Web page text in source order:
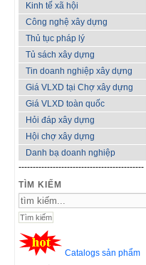
Kinh tế xã hội
Công nghệ xây dựng
Thủ tục pháp lý
Tủ sách xây dựng
Tin doanh nghiệp xây dựng
Giá VLXD tại Chợ xây dựng
Giá VLXD toàn quốc
Hỏi đáp xây dựng
Hội chợ xây dựng
Danh bạ doanh nghiệp
--------------------------------------------
TÌM KIẾM
Catalogs sản phẩm